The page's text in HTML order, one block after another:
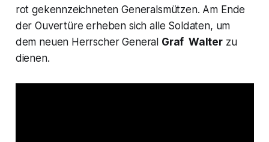
rot gekennzeichneten Generalsmützen. Am Ende
der Ouvertüre erheben sich alle Soldaten, um
dem neuen Herrscher General Graf Walterzu
dienen.